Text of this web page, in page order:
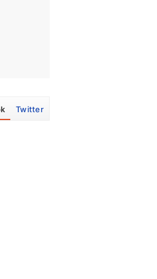
Twitter